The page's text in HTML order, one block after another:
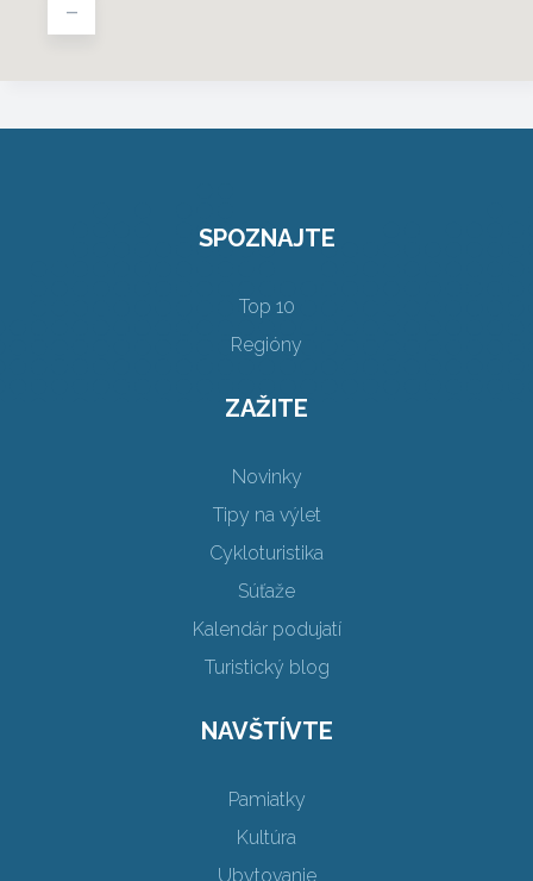
-
SPOZNAJTE
Top 10
Regióny
ZAŽITE
Novinky
Tipy na výlet
Cykloturistika
Súťaže
Kalendár podujatí
Turistický blog
NAVŠTÍVTE
Pamiatky
Kultúra
Ubytovanie